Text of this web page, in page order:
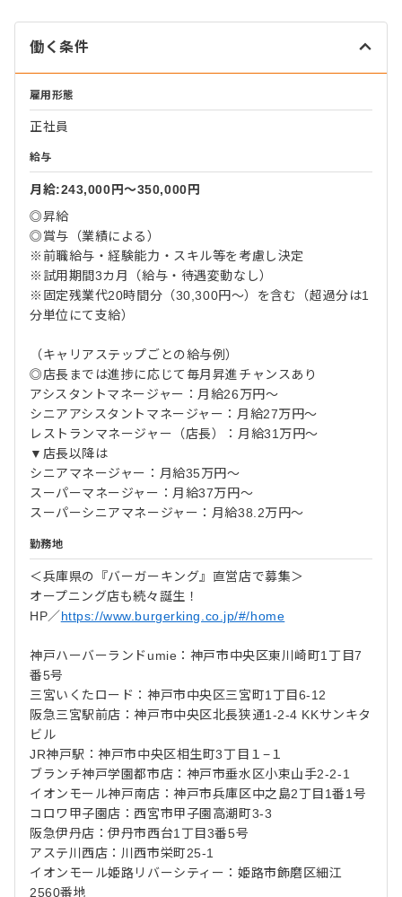
働く条件
雇用形態
正社員
給与
月給:243,000円〜350,000円
◎昇給
◎賞与（業績による）
※前職給与・経験能力・スキル等を考慮し決定
※試用期間3カ月（給与・待遇変動なし）
※固定残業代20時間分（30,300円～）を含む（超過分は1
分単位にて支給）
（キャリアステップごとの給与例）
◎店長までは進捗に応じて毎月昇進チャンスあり
アシスタントマネージャー：月給26万円～
シニアアシスタントマネージャー：月給27万円～
レストランマネージャー（店長）：月給31万円～
▼店長以降は
シニアマネージャー：月給35万円～
スーパーマネージャー：月給37万円～
スーパーシニアマネージャー：月給38.2万円～
勤務地
＜兵庫県の『バーガーキング』直営店で募集＞
オープニング店も続々誕生！
HP／https://www.burgerking.co.jp/#/home
神戸ハーバーランドumie：神戸市中央区東川崎町1丁目7
番5号
三宮いくたロード：神戸市中央区三宮町1丁目6-12
阪急三宮駅前店：神戸市中央区北長狭通1-2-4 KKサンキタ
ビル
JR神戸駅：神戸市中央区相生町3丁目１−１
ブランチ神戸学園都市店：神戸市垂水区小束山手2-2-1
イオンモール神戸南店：神戸市兵庫区中之島2丁目1番1号
コロワ甲子園店：西宮市甲子園高潮町3-3
阪急伊丹店：伊丹市西台1丁目3番5号
アステ川西店：川西市栄町25-1
イオンモール姫路リバーシティー：姫路市飾磨区細江
2560番地